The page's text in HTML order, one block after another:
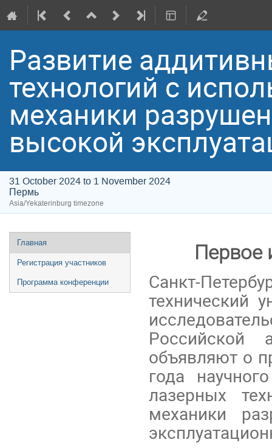
Развитие
технологий с
механики
высокой
31 October 2024 to 1 November 2024
Пермь
Asia/Yekaterinburg timezone
Event
menu
Главная
Регистрация участников
Программа конференции
Первое
Санкт-
технический
объявляют о
года
лазерных
механики